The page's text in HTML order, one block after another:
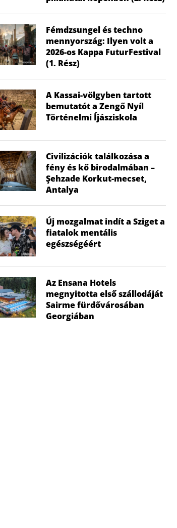
Fémdzsungel és techno
mennyország: Ilyen volt a
2026-os Kappa FuturFestival
(1. Rész)
A Kassai-völgyben tartott
bemutatót a Zengő Nyíl
Történelmi Íjásziskola
Civilizációk találkozása a
fény és kő birodalmában –
Şehzade Korkut-mecset,
Antalya
Új mozgalmat indít a Sziget a
fiatalok mentális
egészségéért
Az Ensana Hotels
megnyitotta első szállodáját
Sairme fürdővárosában
Georgiában